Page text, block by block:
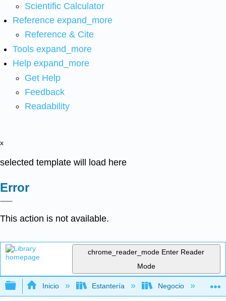
Scientific Calculator
Reference expand_more
Reference & Cite
Tools expand_more
Help expand_more
Get Help
Feedback
Readability
x
selected template will load here
Error
This action is not available.
chrome_reader_mode Enter Reader
Mode
Expandir/contraer jerarquía global
Inicio Estantería Negocio